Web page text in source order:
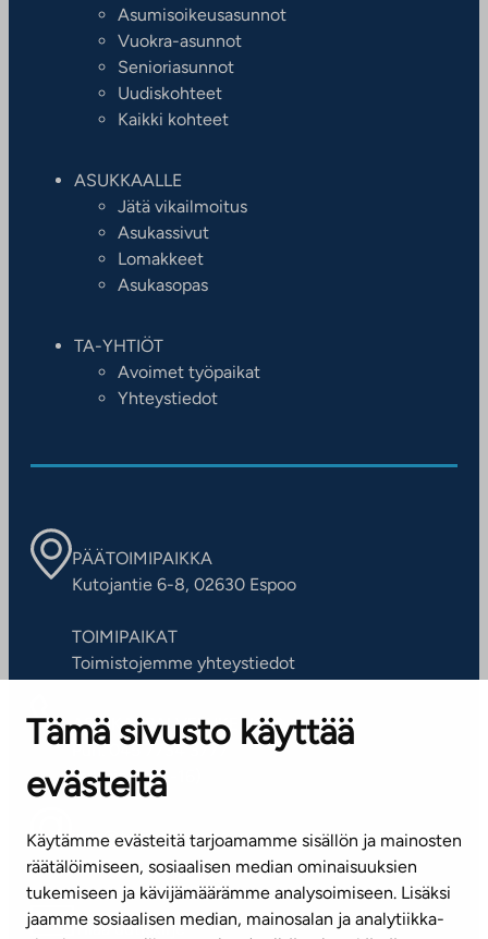
Tämä sivusto käyttää
evästeitä
Käytämme evästeitä tarjoamamme sisällön ja mainosten
räätälöimiseen, sosiaalisen median ominaisuuksien
tukemiseen ja kävijämäärämme analysoimiseen. Lisäksi
jaamme sosiaalisen median, mainosalan ja analytiikka-
Asumisoikeusasunnot
Vuokra-asunnot
Senioriasunnot
Uudiskohteet
Kaikki kohteet
ASUKKAALLE
Jätä vikailmoitus
Asukassivut
Lomakkeet
Asukasopas
TA-YHTIÖT
Avoimet työpaikat
Yhteystiedot
PÄÄTOIMIPAIKKA
Kutojantie 6-8, 02630 Espoo
TOIMIPAIKAT
Toimistojemme yhteystiedot
ASIAKASPALVELUKESKUS
Puh. 045 7734 3777
(arkisin klo 8-16)
info@ta.fi
Tilaa uutiskirje